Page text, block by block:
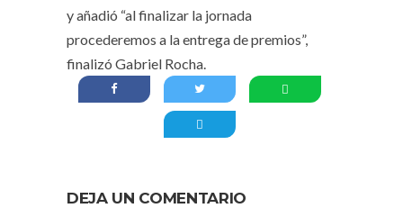
y añadió “al finalizar la jornada
procederemos a la entrega de premios”,
finalizó Gabriel Rocha.
DEJA UN COMENTARIO